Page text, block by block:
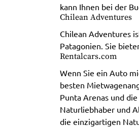
kann Ihnen bei der
Chilean Adventures
Chilean Adventures
Patagonien. Sie
Rentalcars.com
Wenn Sie ein Auto
besten
Punta Arenas und
Naturliebhaber und
die einzigartigen